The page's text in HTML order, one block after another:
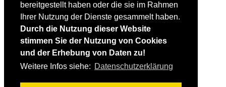
bereitgestellt haben oder die sie im Rahmen
Ihrer Nutzung der Dienste gesammelt haben.
Durch die Nutzung dieser Website
stimmen Sie der Nutzung von Cookies
und der Erhebung von Daten zu!
Weitere Infos siehe: Datenschutzerklärung
EQUIPMENT
Skibekleidung
Skischuhe
Bootfitting
Skihelme
Skiservice selbst